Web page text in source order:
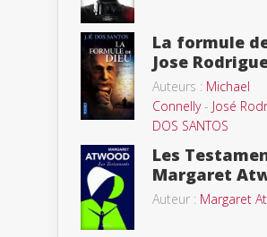
La formule
Jose
Auteurs : Michael
Connelly- José
DOS SANTOS
Les
Margaret
Auteur : Margaret